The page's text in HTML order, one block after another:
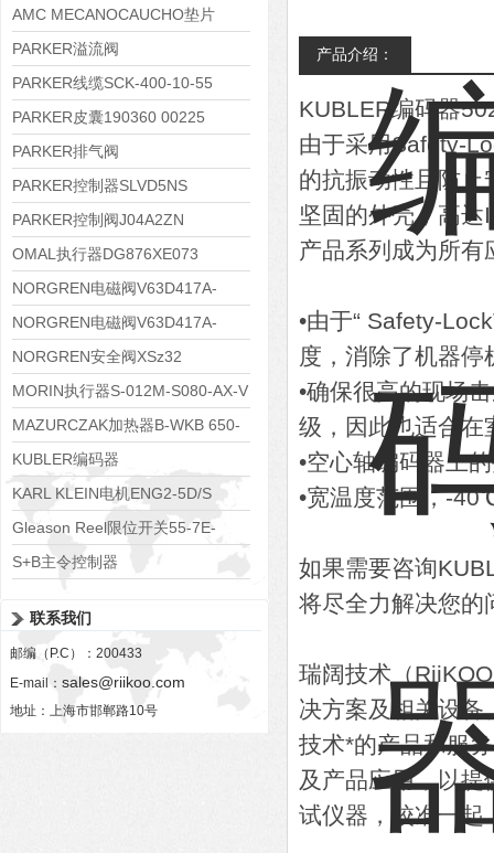
138551
AMC MECANOCAUCHO垫片
608074
PARKER溢流阀
RE06M35W2N1KWXG087
PARKER线缆SCK-400-10-55
PARKER皮囊190360 00225
PARKER排气阀
VV01311G0QF1026-54507-H
PARKER控制器SLVD5NS
PARKER控制阀J04A2ZN
OMAL执行器DG876XE073
NORGREN电磁阀V63D417A-
A2000
NORGREN电磁阀V63D417A-
A213J
NORGREN安全阀XSz32
MORIN执行器S-012M-S080-AX-V
MAZURCZAK加热器B-WKB 650-
1000/4.5-380DS
KUBLER编码器
8.5020.4551.1024.9083
KARL KLEIN电机ENG2-5D/S
Gleason Reel限位开关55-7E-
4DP-WR-640
S+B主令控制器
联系我们
邮编（P.C）：200433
E-mail： sales@riikoo.com
地址：上海市邯郸路10号
产品介绍：
KUBLER编码器
由于采用Safety-
的抗振动性且防止
坚固的外壳，高达
产品系列成为所有
•由于“ Safety-
度，消除了机器
•确保很高的现场
级，因此也适合在
•空心轴编码器上
•宽温度范围，-
如果需要咨询
将尽全力解决您的
瑞阔技术（
决方案及相关设备
技术*的产品和服
及产品应用，以提
试仪器，校准一起